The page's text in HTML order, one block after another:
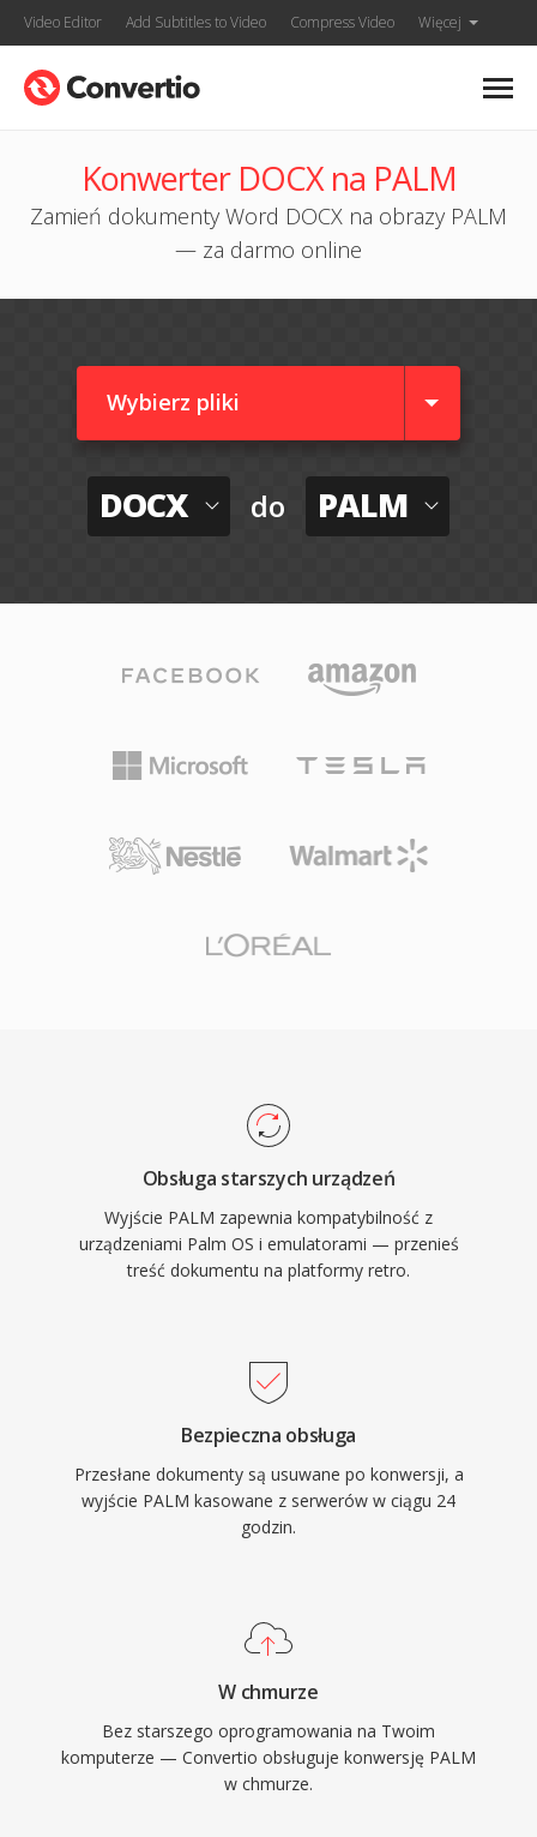
Video Editor Add Subtitles to Video Compress Video Więcej
Konwerter DOCX na PALM
Zamień dokumenty Word DOCX na obrazy PALM
— za darmo online
Wybierz pliki
DOCX do PALM
Obsługa starszych urządzeń
Wyjście PALM zapewnia kompatybilność z
urządzeniami Palm OS i emulatorami — przenieś
treść dokumentu na platformy retro.
Bezpieczna obsługa
Przesłane dokumenty są usuwane po konwersji, a
wyjście PALM kasowane z serwerów w ciągu 24
godzin.
W chmurze
Bez starszego oprogramowania na Twoim
komputerze — Convertio obsługuje konwersję PALM
w chmurze.